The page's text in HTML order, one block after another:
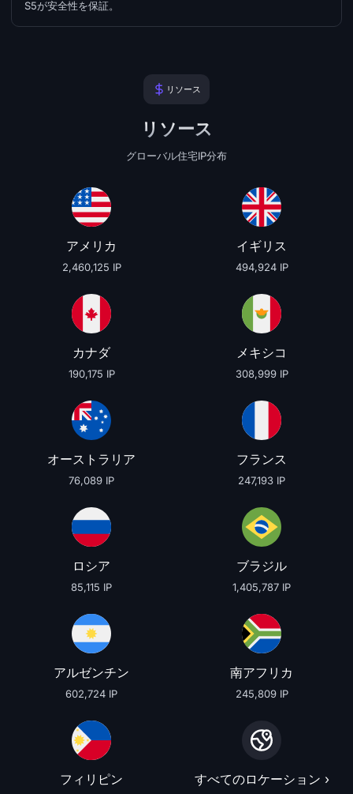
S5が安全性を保証。
リソース
リソース
グローバル住宅IP分布
アメリカ
2,460,125 IP
イギリス
494,924 IP
カナダ
190,175 IP
メキシコ
308,999 IP
オーストラリア
76,089 IP
フランス
247,193 IP
ロシア
85,115 IP
ブラジル
1,405,787 IP
アルゼンチン
602,724 IP
南アフリカ
245,809 IP
フィリピン すべてのロケーション ›